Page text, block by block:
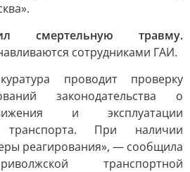
смертельную травму.
сотрудниками ГАИ.
проводит проверку
законодательства о
и эксплуатации
транспорта. При наличии
реагирования», — сообщила
транспортной